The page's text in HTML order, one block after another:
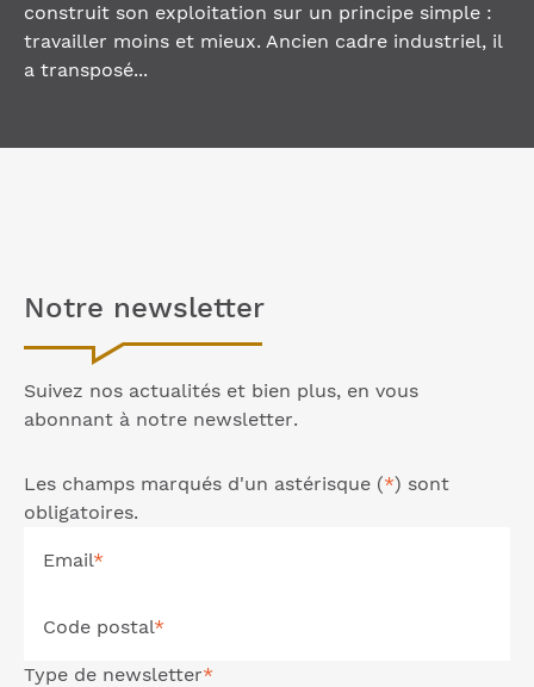
construit son exploitation sur un principe simple :
travailler moins et mieux. Ancien cadre industriel, il
a transposé...
Notre newsletter
Suivez nos actualités et bien plus, en vous
abonnant à notre newsletter.
Les champs marqués d'un astérisque (*) sont
obligatoires.
Email*
Code postal*
Type de newsletter*